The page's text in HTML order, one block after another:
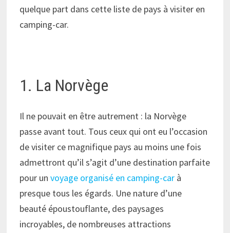
quelque part dans cette liste de pays à visiter en
camping-car.
1. La Norvège
Il ne pouvait en être autrement : la Norvège
passe avant tout. Tous ceux qui ont eu l’occasion
de visiter ce magnifique pays au moins une fois
admettront qu’il s’agit d’une destination parfaite
pour unvoyage organisé en camping-car à
presque tous les égards. Une nature d’une
beauté époustouflante, des paysages
incroyables, de nombreuses attractions